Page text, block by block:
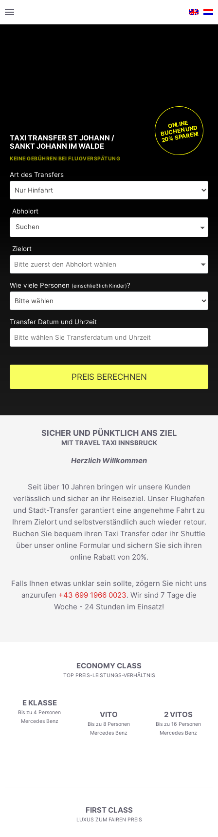
KOSTENLOSE KINDERSITZE
KEINE GEBÜHREN BEI FLUGVERSPÄTUNG
TAXI TRANSFER ST JOHANN /
SANKT JOHANN IM WALDE
ONLINE
BUCHEN UND
20% SPAREN!
Art des Transfers
Abholort
Suchen
Zielort
Wie viele Personen (einschließlich Kinder)?
Transfer Datum und Uhrzeit
PREIS BERECHNEN
SICHER UND PÜNKTLICH ANS ZIEL
MIT TRAVEL TAXI INNSBRUCK
Herzlich Willkommen
Seit über 10 Jahren bringen wir unsere Kunden
verlässlich und sicher an ihr Reiseziel. Unser Flughafen
und Stadt-Transfer garantiert eine angenehme Fahrt zu
Ihrem Zielort und selbstverständlich auch wieder retour.
Buchen Sie bequem ihren Taxi Transfer oder ihr Shuttle
über unser online Formular und sichern Sie sich ihren
online Rabatt von 20%.
Falls Ihnen etwas unklar sein sollte, zögern Sie nicht uns
anzurufen +43 699 1966 0023. Wir sind 7 Tage die
Woche - 24 Stunden im Einsatz!
ECONOMY CLASS
TOP PREIS-LEISTUNGS-VERHÄLTNIS
E KLASSE
Bis zu 4 Personen
Mercedes Benz
VITO
Bis zu 8 Personen
Mercedes Benz
2 VITOS
Bis zu 16 Personen
Mercedes Benz
FIRST CLASS
LUXUS ZUM FAIREN PREIS